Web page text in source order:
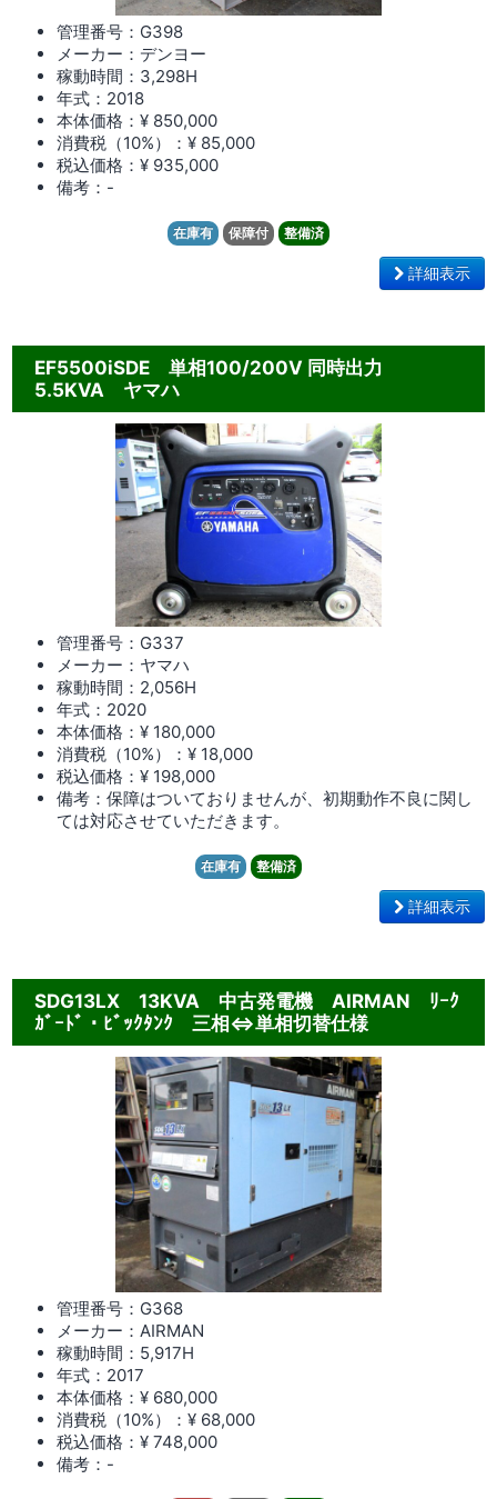
管理番号：G398
メーカー：デンヨー
稼動時間：3,298H
年式：2018
本体価格：¥ 850,000
消費税（10%）：¥ 85,000
税込価格：¥ 935,000
備考：-
在庫有 保障付 整備済
詳細表示
EF5500iSDE 単相100/200V 同時出力
5.5KVA ヤマハ
管理番号：G337
メーカー：ヤマハ
稼動時間：2,056H
年式：2020
本体価格：¥ 180,000
消費税（10%）：¥ 18,000
税込価格：¥ 198,000
備考：保障はついておりませんが、初期動作不良に関し
ては対応させていただきます。
在庫有 整備済
詳細表示
SDG13LX 13KVA 中古発電機 AIRMAN ﾘｰｸ
ｶﾞｰﾄﾞ・ﾋﾞｯｸﾀﾝｸ 三相⇔単相切替仕様
管理番号：G368
メーカー：AIRMAN
稼動時間：5,917H
年式：2017
本体価格：¥ 680,000
消費税（10%）：¥ 68,000
税込価格：¥ 748,000
備考：-